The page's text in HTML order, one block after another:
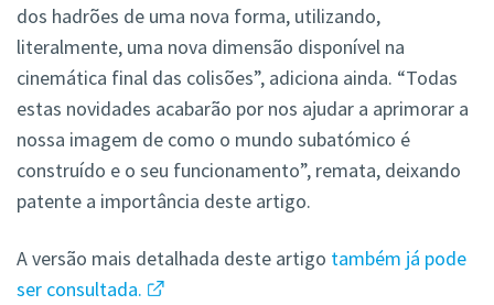
dos hadrões de uma nova forma, utilizando,
literalmente, uma nova dimensão disponível na
cinemática final das colisões”, adiciona ainda. “Todas
estas novidades acabarão por nos ajudar a aprimorar a
nossa imagem de como o mundo subatómico é
construído e o seu funcionamento”, remata, deixando
patente a importância deste artigo.
A versão mais detalhada deste artigo também já pode
ser consultada.